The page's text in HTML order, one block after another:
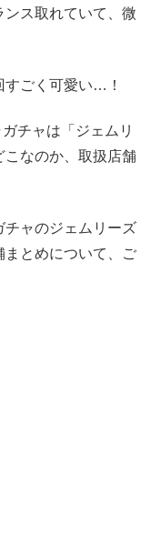
ス取れていて、微
すごく可愛い…！
チャは「ジェムリ
こなのか、取扱店舗
チャのジェムリーズ
まとめについて、ご